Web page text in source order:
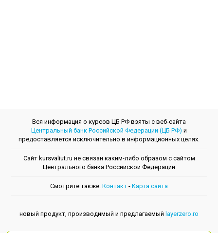
Вся информация о курсов ЦБ РФ взяты с веб-сайта
Центральный банк Российской Федерации (ЦБ РФ) и
предоставляется исключительно в информационных целях.
Сайт kursvaliut.ru не связан каким-либо образом с сайтом
Центрального банкa Российской Федерации
Смотрите также: Контакт - Kарта сайта
новый продукт, производимый и предлагаемый layerzero.ro